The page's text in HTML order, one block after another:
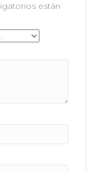
están